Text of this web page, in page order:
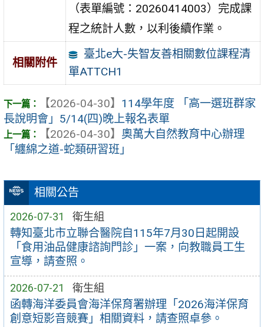
相關公告
2026-07-31 衛生組
轉知臺北市立聯合醫院自115年7月30日起開設
「食用油品健康諮詢門診」一案，向教職員工生
宣導，請查照。
2026-07-21 衛生組
函轉海洋委員會海洋保育署辦理「2026海洋保育
創意短影音競賽」相關資料，請查照卓參。
（表單編號：20260414003）完成課
程之統計人數，以利後續作業。
相關附件
臺北e大-失智友善相關數位課程清
單ATTCH1
【2026-04-30】 114學年度 「高一選班群家
長說明會」5/14(四)晚上報名表單
【2026-04-30】 奧萬大自然教育中心辦理
「纏綿之道-蛇類研習班」